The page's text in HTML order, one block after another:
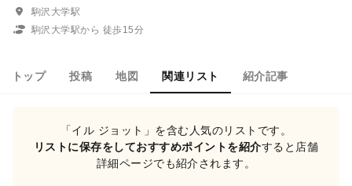
駒沢大学駅
駒沢大学駅から 徒歩15分
トップ 投稿 地図 関連リスト 紹介記事
「イル ジョット」を含む人気のリストです。
リストに保存をしておすすめポイントを紹介すると店舗
詳細ページでも紹介されます。